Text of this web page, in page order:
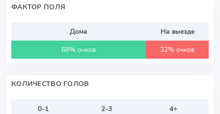
ФАКТОР ПОЛЯ
Дома
На выезде
68% очков
32% очков
КОЛИЧЕСТВО ГОЛОВ
0-1 2-3
4+